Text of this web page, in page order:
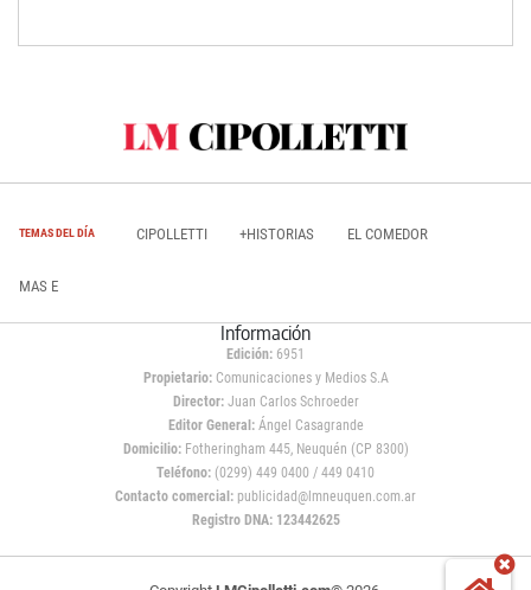
TEMAS DEL DÍA CIPOLLETTI +HISTORIAS EL COMEDOR
MAS E
Información
Edición: 6951
Propietario:Comunicaciones y Medios S.A
Director: Juan Carlos Schroeder
Editor General:Ángel Casagrande
Domicilio:Fotheringham 445, Neuquén (CP 8300)
Teléfono: (0299) 449 0400 / 449 0410
Contacto comercial: publicidad@lmneuquen.com.ar
Registro DNA: 123442625